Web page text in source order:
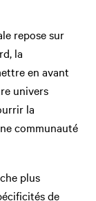
repose sur
la
en avant
univers
la
communauté
plus
de